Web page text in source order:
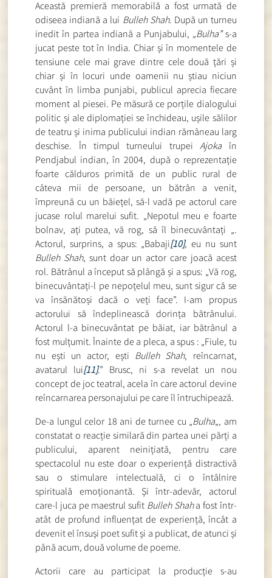
Această premieră memorabilă a fost urmată de
odiseea indiană a lui Bulleh Shah. După un turneu
inedit în partea indiană a Punjabului, „Bulha”s-a
jucat peste tot în India. Chiar și în momentele de
tensiune cele mai grave dintre cele două țări și
chiar și în locuri unde oamenii nu știau niciun
cuvânt în limba punjabi, publicul aprecia fiecare
moment al piesei. Pe măsură ce porțile dialogului
politic și ale diplomației se închideau, ușile sălilor
de teatru și inima publicului indian rămâneau larg
deschise. În timpul turneului trupeiAjoka în
Pendjabul indian, în 2004, după o reprezentație
foarte călduros primită de un public rural de
câteva mii de persoane, un bătrân a venit,
împreună cu un băiețel, să-l vadă pe actorul care
jucase rolul marelui sufit. „Nepotul meu e foarte
bolnav, ați putea, vă rog, să îl binecuvântați „.
Actorul, surprins, a spus: „Babaji[10], eu nu sunt
Bulleh Shah, sunt doar un actor care joacă acest
rol. Bătrânul a început să plângă și a spus: „Vă rog,
binecuvântați-l pe nepoțelul meu, sunt sigur că se
va însănătoși dacă o veți face”. I-am propus
actorului să îndeplinească dorința bătrânului.
Actorul l-a binecuvântat pe băiat, iar bătrânul a
fost mulțumit. Înainte de a pleca, a spus : „Fiule, tu
nu ești un actor, ești Bulleh Shah, reîncarnat,
avatarul lui[11].” Brusc, ni s-a revelat un nou
concept de joc teatral, acela în care actorul devine
reîncarnarea personajului pe care îl întruchipează.
De-a lungul celor 18 ani de turnee cu „Bulha„, am
constatat o reacție similară din partea unei părți a
publicului, aparent neinițiată, pentru care
spectacolul nu este doar o experiență distractivă
sau o stimulare intelectuală, ci o întâlnire
spirituală emoționantă. Și într-adevăr, actorul
care-l juca pe maestrul sufit Bulleh Shaha fost într-
atât de profund influențat de experiență, încât a
devenit el însuși poet sufit și a publicat, de atunci și
până acum, două volume de poeme.
Actorii care au participat la producție s-au